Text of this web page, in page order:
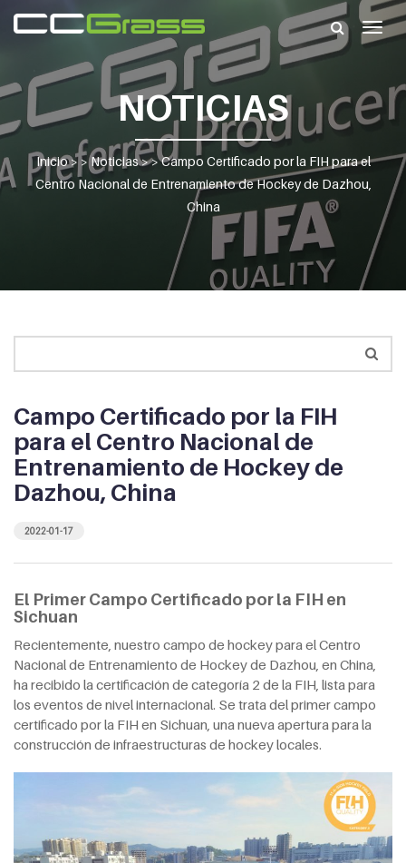
NOTICIAS
Inicio> >Noticias> >Campo Certificado por la FIH para el
Centro Nacional de Entrenamiento de Hockey de Dazhou,
China
Campo Certificado por la FIH
para el Centro Nacional de
Entrenamiento de Hockey de
Dazhou, China
2022-01-17
El Primer Campo Certificado por la FIH en
Sichuan
Recientemente, nuestro campo de hockey para el Centro
Nacional de Entrenamiento de Hockey de Dazhou, en China,
ha recibido la certificación de categoría 2 de la FIH, lista para
los eventos de nivel internacional. Se trata del primer campo
certificado por la FIH en Sichuan, una nueva apertura para la
construcción de infraestructuras de hockey locales.